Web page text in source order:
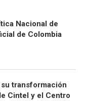
Nacional de
de Colombia
transformación
Cintel y el Centro